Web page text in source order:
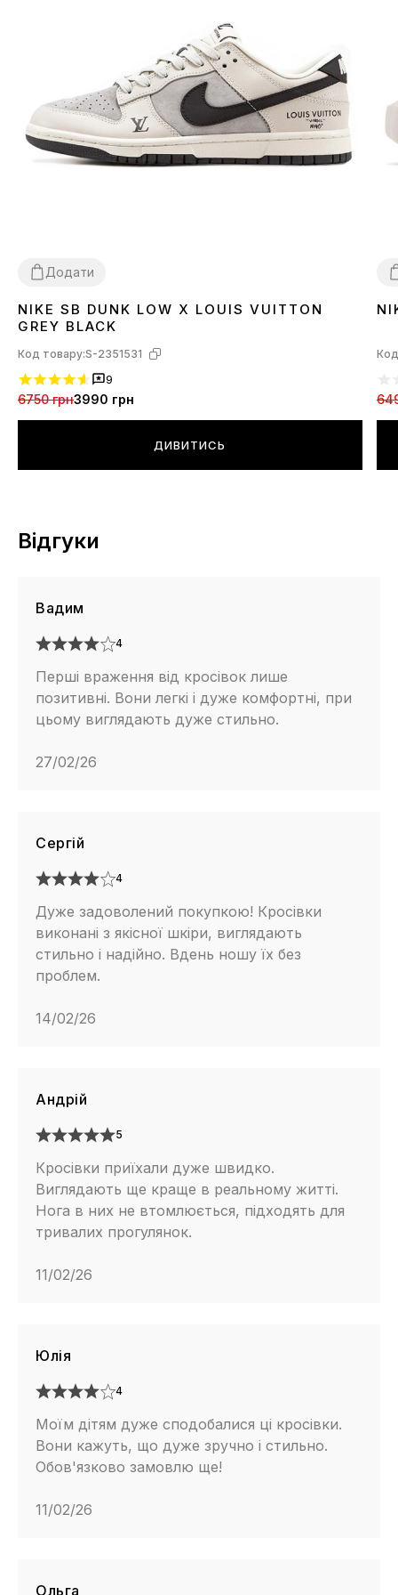
Додати
3637 38394041 42 434445
NIKE SB DUNK LOW X LOUIS VUITTON
GREY BLACK
Код товару:S-2351531
9
6750 грн3990 грн
ДИВИТИСЬ
Відгуки
Вадим
4
Перші враження від кросівок лише
позитивні. Вони легкі і дуже комфортні, при
цьому виглядають дуже стильно.
27/02/26
Сергій
4
Дуже задоволений покупкою! Кросівки
виконані з якісної шкіри, виглядають
стильно і надійно. Вдень ношу їх без
проблем.
14/02/26
Андрій
5
Кросівки приїхали дуже швидко.
Виглядають ще краще в реальному житті.
Нога в них не втомлюється, підходять для
тривалих прогулянок.
11/02/26
Юлія
4
Моїм дітям дуже сподобалися ці кросівки.
Вони кажуть, що дуже зручно і стильно.
Обов'язково замовлю ще!
11/02/26
Ольга